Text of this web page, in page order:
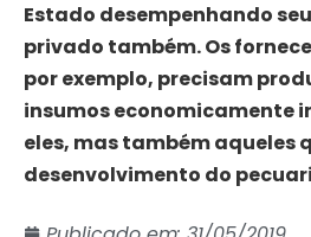
Estado desempenhando
privado também. Os
por exemplo, precisam
insumos economicamente
eles, mas também aqueles
desenvolvimento do